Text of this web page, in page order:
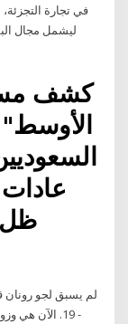
في تجارة
ليشمل مجال
كشف
ظل
لم يسبق لجو رونان
- 19. الآن هي